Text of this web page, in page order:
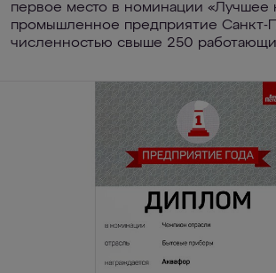
первое место в номинации «Лучшее
промышленное предприятие Санкт-
численностью свыше 250